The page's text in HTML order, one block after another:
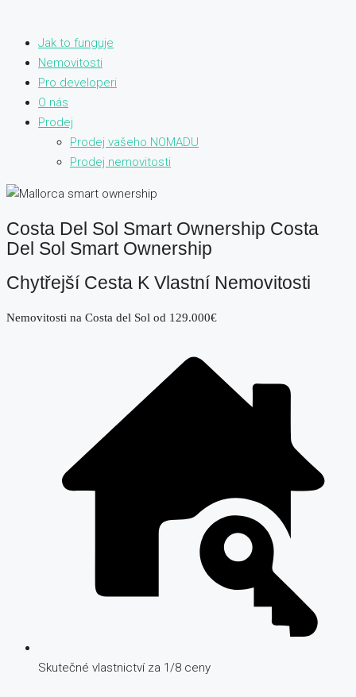
Jak to funguje
Nemovitosti
Pro developeri
O nás
Prodej
Prodej vašeho NOMADU
Prodej nemovitosti
Costa Del Sol Smart Ownership Costa
Del Sol Smart Ownership
Chytřejší Cesta K Vlastní Nemovitosti
Nemovitosti na Costa del Sol od 129.000€
Skutečné vlastnictví za 1/8 ceny